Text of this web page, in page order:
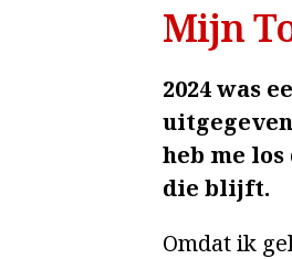
Mijn
2024 was
heb me
die blijft.
Omdat ik